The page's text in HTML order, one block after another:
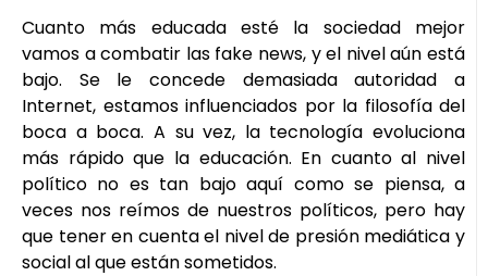
Cuanto más educada esté la sociedad mejor
vamos a combatir las fake news, y el nivel aún está
bajo. Se le concede demasiada autoridad a
Internet, estamos influenciados por la filosofía del
boca a boca. A su vez, la tecnología evoluciona
más rápido que la educación. En cuanto al nivel
político no es tan bajo aquí como se piensa, a
veces nos reímos de nuestros políticos, pero hay
que tener en cuenta el nivel de presión mediática y
social al que están sometidos.